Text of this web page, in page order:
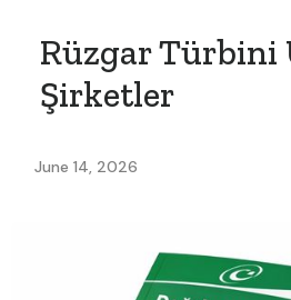
Rüzgar Türbini
Şirketler
June 14, 2026